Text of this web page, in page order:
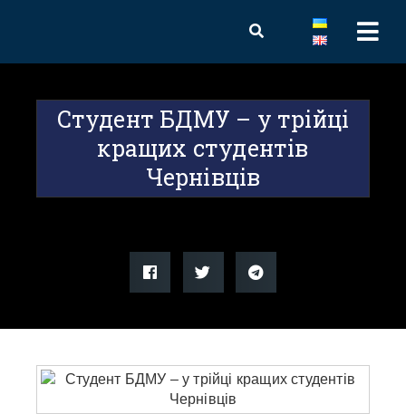
Студент БДМУ – у трійці
кращих студентів
Чернівців